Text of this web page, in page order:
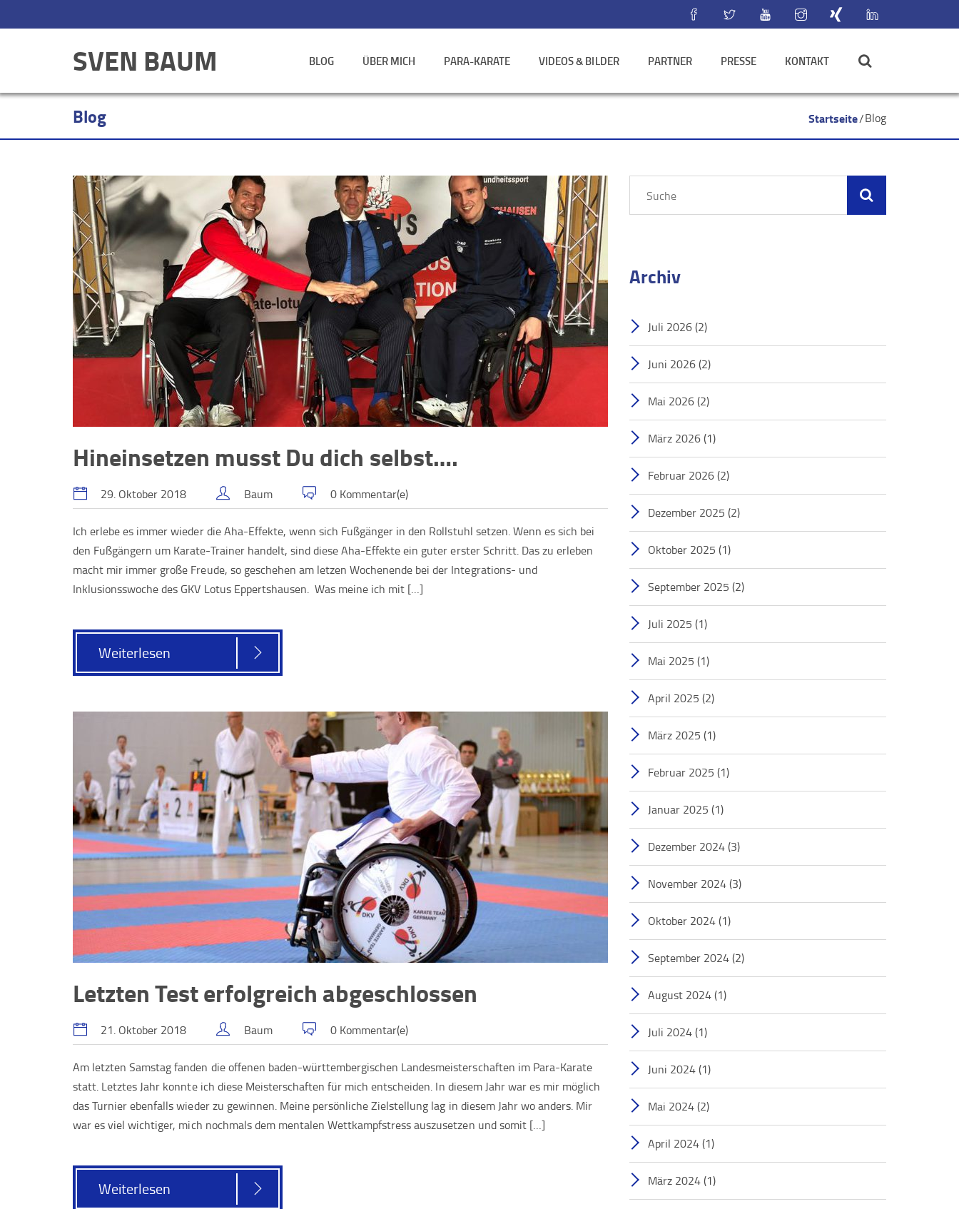
SVEN BAUM BLOG ÜBER MICH PARA-KARATE VIDEOS & BILDER PARTNER PRESSE KONTAKT
Startseite Blog
Blog
Hineinsetzen musst Du dich selbst….
29. Oktober 2018 Baum 0 Kommentar(e)
Ich erlebe es immer wieder die Aha-Effekte, wenn sich Fußgänger in den Rollstuhl setzen. Wenn es sich bei
den Fußgängern um Karate-Trainer handelt, sind diese Aha-Effekte ein guter erster Schritt. Das zu erleben
macht mir immer große Freude, so geschehen am letzen Wochenende bei der Integrations- und
Inklusionsswoche des GKV Lotus Eppertshausen. Was meine ich mit […]
Weiterlesen
Letzten Test erfolgreich abgeschlossen
21. Oktober 2018 Baum 0 Kommentar(e)
Am letzten Samstag fanden die offenen baden-württembergischen Landesmeisterschaften im Para-Karate
statt. Letztes Jahr konnte ich diese Meisterschaften für mich entscheiden. In diesem Jahr war es mir möglich
das Turnier ebenfalls wieder zu gewinnen. Meine persönliche Zielstellung lag in diesem Jahr wo anders. Mir
war es viel wichtiger, mich nochmals dem mentalen Wettkampfstress auszusetzen und somit […]
Weiterlesen
Archiv
Juli 2026(2)
Juni 2026(2)
Mai 2026(2)
März 2026(1)
Februar 2026(2)
Dezember 2025(2)
Oktober 2025(1)
September 2025(2)
Juli 2025(1)
Mai 2025(1)
April 2025(2)
März 2025(1)
Februar 2025(1)
Januar 2025(1)
Dezember 2024(3)
November 2024(3)
Oktober 2024(1)
September 2024(2)
August 2024(1)
Juli 2024(1)
Juni 2024(1)
Mai 2024(2)
April 2024(1)
März 2024(1)